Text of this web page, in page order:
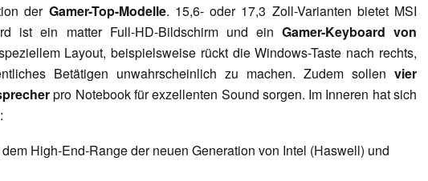
der Gamer-Top-Modelle. 15,6- oder 17,3 Zoll-Varianten bietet MSI
ist ein matter Full-HD-Bildschirm und ein Gamer-Keyboard von
Layout, beispielsweise rückt die Windows-Taste nach rechts,
Betätigen unwahrscheinlich zu machen. Zudem sollen vier
pro Notebook für exzellenten Sound sorgen. Im Inneren hat sich
High-End-Range der neuen Generation von Intel (Haswell) und